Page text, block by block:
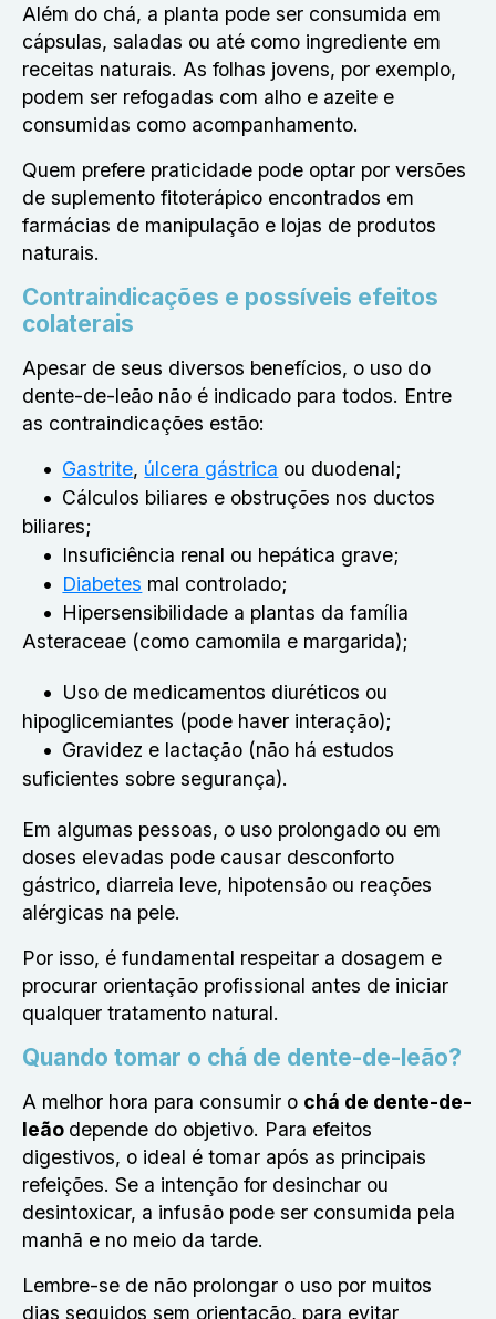
Além do chá, a planta pode ser consumida em
cápsulas, saladas ou até como ingrediente em
receitas naturais. As folhas jovens, por exemplo,
podem ser refogadas com alho e azeite e
consumidas como acompanhamento.
Quem prefere praticidade pode optar por versões
de suplemento fitoterápico encontrados em
farmácias de manipulação e lojas de produtos
naturais.
Contraindicações e possíveis efeitos
colaterais
Apesar de seus diversos benefícios, o uso do
dente-de-leão não é indicado para todos. Entre
as contraindicações estão:
Gastrite, úlcera gástrica ou duodenal;
Cálculos biliares e obstruções nos ductos
biliares;
Insuficiência renal ou hepática grave;
Diabetes mal controlado;
Hipersensibilidade a plantas da família
Asteraceae (como camomila e margarida);
Uso de medicamentos diuréticos ou
hipoglicemiantes (pode haver interação);
Gravidez e lactação (não há estudos
suficientes sobre segurança).
Em algumas pessoas, o uso prolongado ou em
doses elevadas pode causar desconforto
gástrico, diarreia leve, hipotensão ou reações
alérgicas na pele.
Por isso, é fundamental respeitar a dosagem e
procurar orientação profissional antes de iniciar
qualquer tratamento natural.
Quando tomar o chá de dente-de-leão?
A melhor hora para consumir o chá de dente-de-
leão depende do objetivo. Para efeitos
digestivos, o ideal é tomar após as principais
refeições. Se a intenção for desinchar ou
desintoxicar, a infusão pode ser consumida pela
manhã e no meio da tarde.
Lembre-se de não prolongar o uso por muitos
dias seguidos sem orientação, para evitar